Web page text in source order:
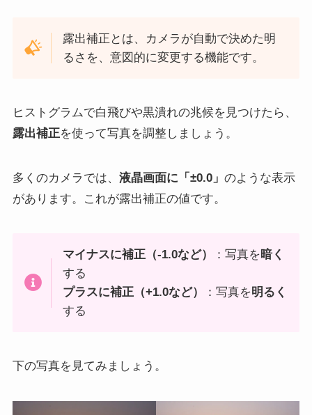
露出補正とは、カメラが自動で決めた明
るさを、意図的に変更する機能です。
ヒストグラムで白飛びや黒潰れの兆候を見つけたら、
露出補正を使って写真を調整しましょう。
多くのカメラでは、 液晶画面に「±0.0」 のような表示
があります。これが露出補正の値です。
マイナスに補正（-1.0など） ：写真を暗く
する
プラスに補正（+1.0など）
：写真を明るく
する
下の写真を見てみましょう。